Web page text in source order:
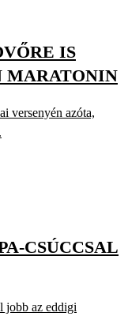
IS
MARATONIN
versenyén azóta,
CSÚCCSAL
jobb az eddigi